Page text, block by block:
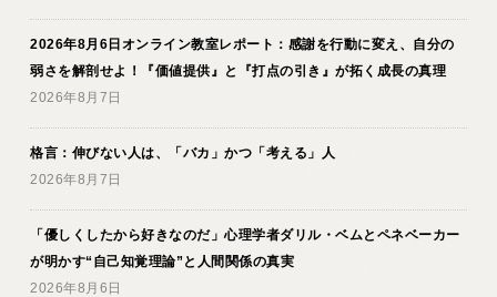
2026年8月6日オンライン教室レポート：感謝を行動に変え、自分の
弱さを解剖せよ！『価値提供』と『打点の引き』が拓く成長の真理
2026年8月7日
格言：伸びない人は、「バカ」かつ「考える」人
2026年8月7日
「優しくしたから好きなのだ」心理学者ダリル・ベムとペネベーカー
が明かす“自己知覚理論”と人間関係の真実
2026年8月6日